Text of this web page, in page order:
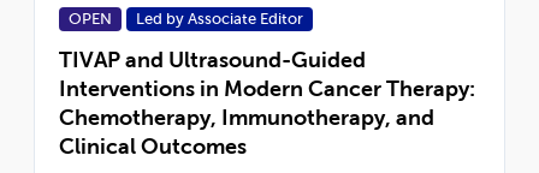
OPEN Led by Associate Editor
TIVAP and Ultrasound-Guided
Interventions in Modern Cancer Therapy:
Chemotherapy, Immunotherapy, and
Clinical Outcomes